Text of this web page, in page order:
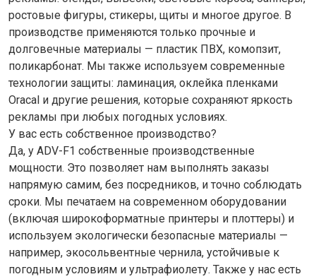
ростовые фигуры, стикеры, щиты и многое другое. В
производстве применяются только прочные и
долговечные материалы — пластик ПВХ, комопзит,
поликарбонат. Мы также используем современные
технологии защиты: ламинация, оклейка пленками
Oracal и другие решения, которые сохраняют яркость
рекламы при любых погодных условиях.
У вас есть собственное производство?
Да, у ADV-F1 собственные производственные
мощности. Это позволяет нам выполнять заказы
напрямую самим, без посредников, и точно соблюдать
сроки. Мы печатаем на современном оборудовании
(включая широкоформатные принтеры и плоттеры) и
используем экологически безопасные материалы —
например, экосольвентные чернила, устойчивые к
погодным условиям и ультрафиолету. Также у нас есть